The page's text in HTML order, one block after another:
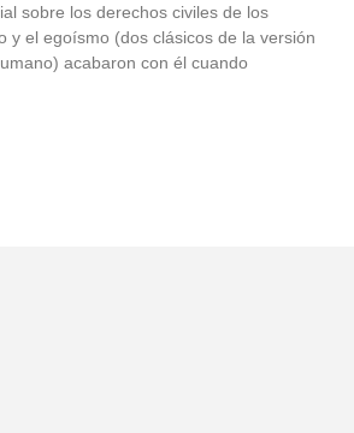
sobre los derechos civiles de los
y el egoísmo (dos clásicos de la versión
acabaron con él cuando